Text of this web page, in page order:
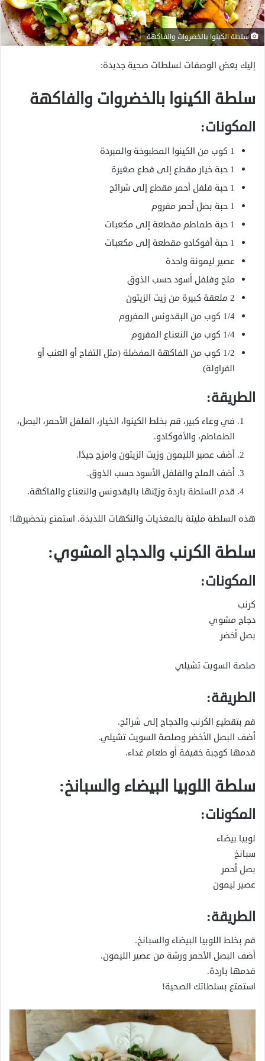
سلطة الكينوا بالخضروات والفاكهة
إليك بعض الوصفات لسلطات صحية جديدة:
سلطة الكينوا بالخضروات والفاكهة
المكونات:
1 كوب من الكينوا المطبوخة والمبردة
1 حبة خيار مقطع إلى قطع صغيرة
1 حبة فلفل أحمر مقطع إلى شرائح
1 حبة بصل أحمر مفروم
1 حبة طماطم مقطعة إلى مكعبات
1 حبة أفوكادو مقطعة إلى مكعبات
عصير ليمونة واحدة
ملح وفلفل أسود حسب الذوق
2 ملعقة كبيرة من زيت الزيتون
1/4 كوب من البقدونس المفروم
1/4 كوب من النعناع المفروم
1/2 كوب من الفاكهة المفضلة (مثل التفاح أو العنب أو
الفراولة)
الطريقة:
في وعاء كبير، قم بخلط الكينوا، الخيار، الفلفل الأحمر، البصل،
الطماطم، والأفوكادو.
أضف عصير الليمون وزيت الزيتون وامزج جيدًا.
أضف الملح والفلفل الأسود حسب الذوق.
قدم السلطة باردة وزيّنها بالبقدونس والنعناع والفاكهة.
هذه السلطة مليئة بالمغذيات والنكهات اللذيذة. استمتع بتحضيرها!
سلطة الكرنب والدجاج المشوي:
المكونات:
كرنب
دجاج مشوي
بصل أخضر
صلصة السويت تشيلي
الطريقة:
قم بتقطيع الكرنب والدجاج إلى شرائح.
أضف البصل الأخضر وصلصة السويت تشيلي.
قدمها كوجبة خفيفة أو طعام غداء.
سلطة اللوبيا البيضاء والسبانخ:
المكونات:
لوبيا بيضاء
سبانخ
بصل أحمر
عصير ليمون
الطريقة:
قم بخلط اللوبيا البيضاء والسبانخ.
أضف البصل الأحمر ورشة من عصير الليمون.
قدمها باردة.
استمتع بسلطاتك الصحية!